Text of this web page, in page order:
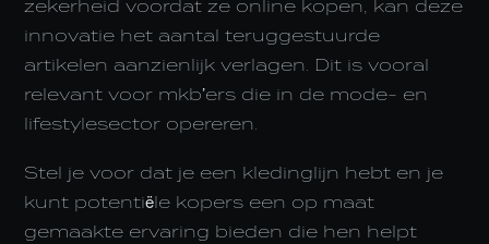
zekerheid voordat ze online kopen, kan deze
innovatie het aantal teruggestuurde
artikelen aanzienlijk verlagen. Dit is vooral
relevant voor mkb’ers die in de mode- en
lifestylesector opereren.
Stel je voor dat je een kledinglijn hebt en je
kunt potentiële kopers een op maat
gemaakte ervaring bieden die hen helpt